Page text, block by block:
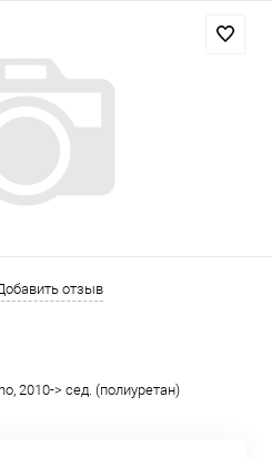
отзыв
2010-> сед. (полиуретан)